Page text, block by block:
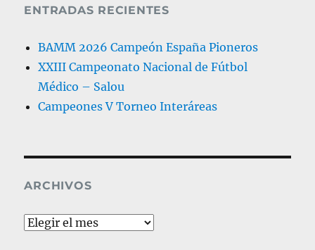
ENTRADAS RECIENTES
BAMM 2026 Campeón España Pioneros
XXIII Campeonato Nacional de Fútbol
Médico – Salou
Campeones V Torneo Interáreas
ARCHIVOS
Archivos